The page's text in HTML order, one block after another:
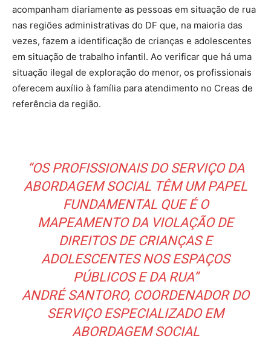
acompanham diariamente as pessoas em situação de rua
nas regiões administrativas do DF que, na maioria das
vezes, fazem a identificação de crianças e adolescentes
em situação de trabalho infantil. Ao verificar que há uma
situação ilegal de exploração do menor, os profissionais
oferecem auxílio à família para atendimento no Creas de
referência da região.
“OS PROFISSIONAIS DO SERVIÇO DA
ABORDAGEM SOCIAL TÊM UM PAPEL
FUNDAMENTAL QUE É O
MAPEAMENTO DA VIOLAÇÃO DE
DIREITOS DE CRIANÇAS E
ADOLESCENTES NOS ESPAÇOS
PÚBLICOS E DA RUA”
ANDRÉ SANTORO, COORDENADOR DO
SERVIÇO ESPECIALIZADO EM
ABORDAGEM SOCIAL